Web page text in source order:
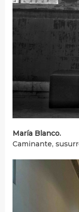
María Blanco.
Caminante,